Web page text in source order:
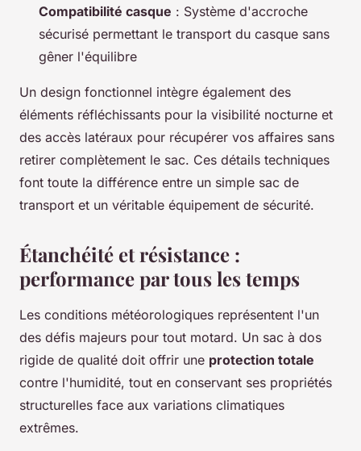
Compatibilité casque : Système d'accroche
sécurisé permettant le transport du casque sans
gêner l'équilibre
Un design fonctionnel intègre également des
éléments réfléchissants pour la visibilité nocturne et
des accès latéraux pour récupérer vos affaires sans
retirer complètement le sac. Ces détails techniques
font toute la différence entre un simple sac de
transport et un véritable équipement de sécurité.
Étanchéité et résistance :
performance par tous les temps
Les conditions météorologiques représentent l'un
des défis majeurs pour tout motard. Un sac à dos
rigide de qualité doit offrir une protection totale
contre l'humidité, tout en conservant ses propriétés
structurelles face aux variations climatiques
extrêmes.